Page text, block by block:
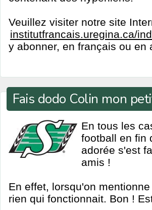
Veuillez visiter notre site
institutfrancais.uregina.ca/
y abonner, en français ou en
Fais dodo Colin mon
En tous les
football en fin
adorée s'est
amis !
En effet, lorsqu'on
rien qui fonctionnait. Bon !